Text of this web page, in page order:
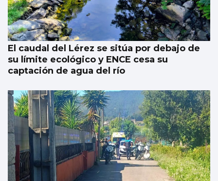
El caudal del Lérez se sitúa por debajo de
su límite ecológico y ENCE cesa su
captación de agua del río